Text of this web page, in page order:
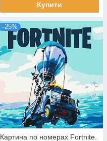
Купити
–25%
Картина по номерах Fortnite.